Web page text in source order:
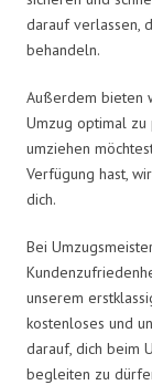
darauf verlassen,
behandeln.
Außerdem bieten
Umzug optimal zu
umziehen
Verfügung hast,
dich.
Bei
unserem
kostenloses und
darauf, dich beim
begleiten zu